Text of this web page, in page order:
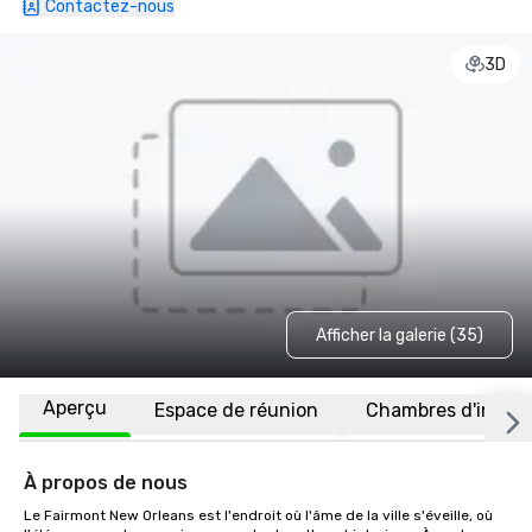
Contactez-nous
3D
Afficher la galerie (35)
Aperçu Espace de réunion Chambres
À propos de nous
Le Fairmont New Orleans est l'endroit où l'âme de la ville s'éveille, où